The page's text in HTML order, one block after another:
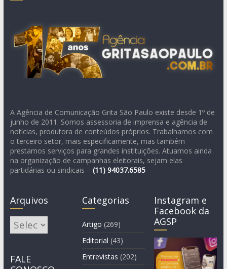
A Agência de Comunicação Grita São Paulo existe desde 1º de
junho de 2011. Somos assessoria de imprensa e agência de
notícias, produtora de conteúdos próprios. Trabalhamos com
o terceiro setor, mais especificamente, mas também
prestamos serviços para grandes instituições. Atuamos ainda
na organização de campanhas eleitorais, sejam elas
partidárias ou sindicais – (11) 94037.6585
Arquivos
Arquivos
FALE
Categorias
Artigo (269)
Editorial (43)
Entrevistas (202)
Instagram e
Facebook da
AGSP